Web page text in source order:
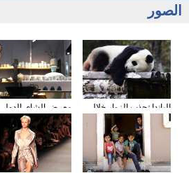
الصور
معرض الشاى الدولى
يقام فى مدينة داليان
الباندا تجذب الزوار خلال
عطلة العيد الوطني
الصيني